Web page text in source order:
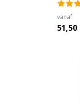
vanaf
51,50